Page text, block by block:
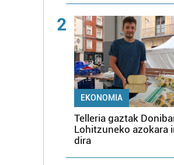
2
EKONOMIA
Telleria gaztak
Lohitzuneko azokara
dira